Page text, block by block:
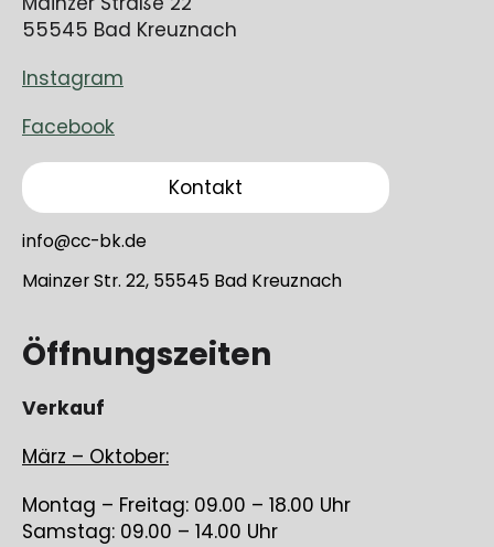
55545 Bad Kreuznach
Instagram
Facebook
Kontakt
info@cc-bk.de
Mainzer Str. 22, 55545 Bad Kreuznach
Öffnungszeiten
Verkauf
März – Oktober:
Montag – Freitag: 09.00 – 18.00 Uhr
Samstag: 09.00 – 14.00 Uhr